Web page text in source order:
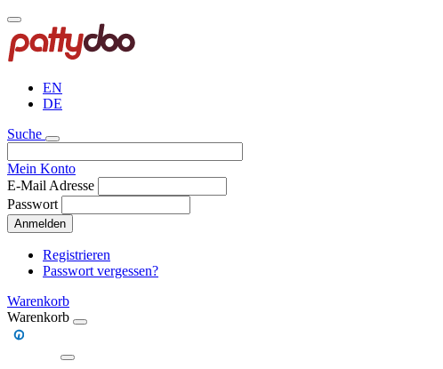
Direkt
zum
Inhalt
EN
DE
Suche
Mein Konto
E-Mail Adresse
Passwort
Anmelden
Registrieren
Passwort vergessen?
Warenkorb
Warenkorb